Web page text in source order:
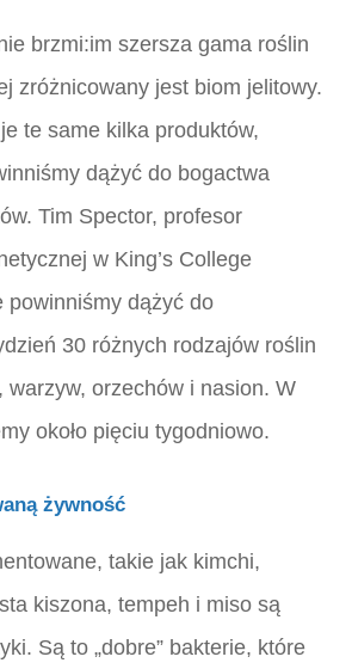
brzmi:im szersza gama roślin
zróżnicowany jest biom jelitowy.
te same kilka produktów,
dążyć do bogactwa
Tim Spector, profesor
w King’s College
powinniśmy dążyć do
30 różnych rodzajów roślin
warzyw, orzechów i nasion. W
około pięciu tygodniowo.
żywność
takie jak kimchi,
kiszona, tempeh i miso są
Są to „dobre” bakterie, które